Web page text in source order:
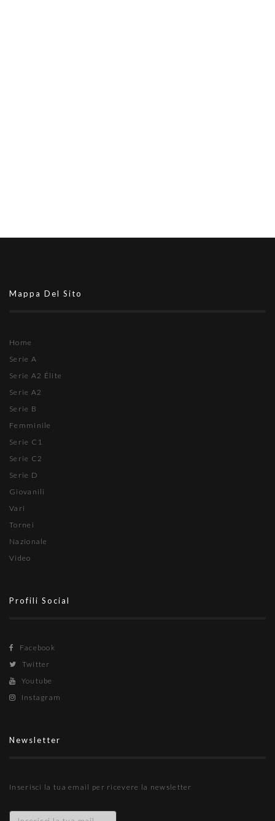
Mappa Del Sito
Home
Serie A
Serie A2 Élite
Serie A2
Serie B
Femminile
Serie C1
Serie C2
Serie D
Giovanili
Vari
Tornei
Nazionale
Video
Profili Social
Facebook
Twitter
Youtube
Instagram
Newsletter
Inserisci la tua email per ricevere la newsletter